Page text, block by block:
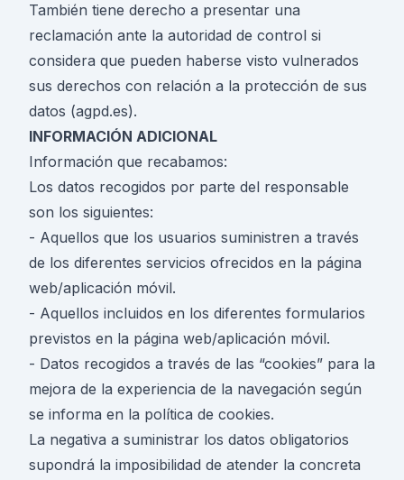
También tiene derecho a presentar una
reclamación ante la autoridad de control si
considera que pueden haberse visto vulnerados
sus derechos con relación a la protección de sus
datos (agpd.es).
INFORMACIÓN ADICIONAL
Información que recabamos:
Los datos recogidos por parte del responsable
son los siguientes:
- Aquellos que los usuarios suministren a través
de los diferentes servicios ofrecidos en la página
web/aplicación móvil.
- Aquellos incluidos en los diferentes formularios
previstos en la página web/aplicación móvil.
- Datos recogidos a través de las “cookies” para la
mejora de la experiencia de la navegación según
se informa en la política de cookies.
La negativa a suministrar los datos obligatorios
supondrá la imposibilidad de atender la concreta